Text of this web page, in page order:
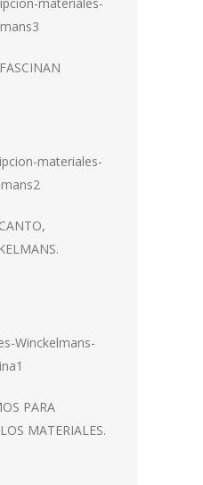
PARA
MATERIALES.